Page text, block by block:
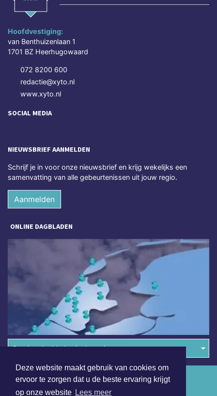
Deze website maakt gebruik van cookies om
ervoor te zorgen dat u de beste ervaring krijgt
op onze website Lees meer
Hoofdvestiging:
van Benthuizenlaan 1
1701 BZ Heerhugowaard
072 8200 600
redactie@xyto.nl
www.xyto.nl
SOCIAL MEDIA
NIEUWSBRIEF AANMELDEN
Schrijf je in voor onze nieuwsbrief en krijg wekelijks een
samenvatting van alle gebeurtenissen uit jouw regio.
Aanmelden
ONLINE DAGBLADEN
Overige dagbladen in de regio
Algemene voorwaarden